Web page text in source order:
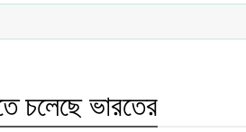
চলেছে ভারতের